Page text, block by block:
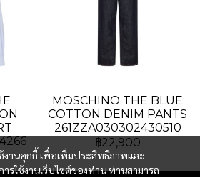
MOSCHINO THE BLUE
COTTON DENIM PANTS
261ZZA030302430510
฿22,900
งานคุกกี้ เพื่อเพิ่มประสิทธิภาพและ
รใช้งานเว็บไซต์ของท่าน ท่านสามารถ